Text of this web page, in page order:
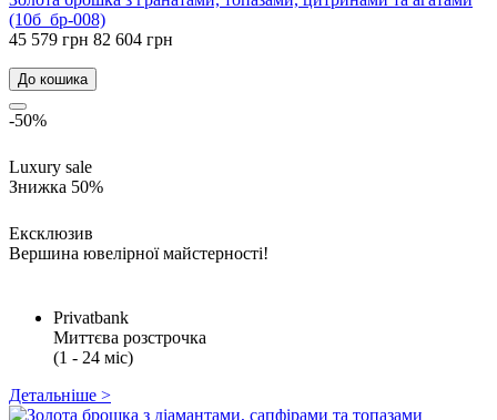
(10б_бр-008)
45 579 грн 82 604 грн
До кошика
-50%
Luxury sale
Знижка 50%
Ексклюзив
Вершина ювелірної майстерності!
Privatbank
Миттєва розстрочка
(1 - 24 міс)
Детальніше >